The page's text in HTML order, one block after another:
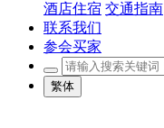
酒店住宿 交通指南
联系我们
参会买家
繁体